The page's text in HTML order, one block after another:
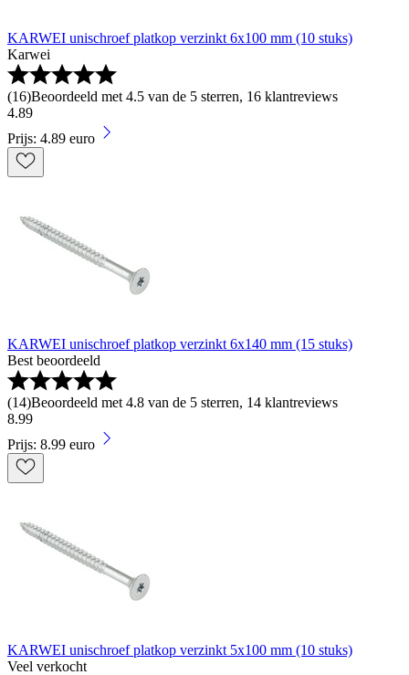
KARWEI unischroef platkop verzinkt 6x100 mm (10 stuks)
Karwei
(16)Beoordeeld met 4.5 van de 5 sterren, 16 klantreviews
4.89
Prijs: 4.89 euro
KARWEI unischroef platkop verzinkt 6x140 mm (15 stuks)
Best beoordeeld
(14)Beoordeeld met 4.8 van de 5 sterren, 14 klantreviews
8.99
Prijs: 8.99 euro
KARWEI unischroef platkop verzinkt 5x100 mm (10 stuks)
Veel verkocht